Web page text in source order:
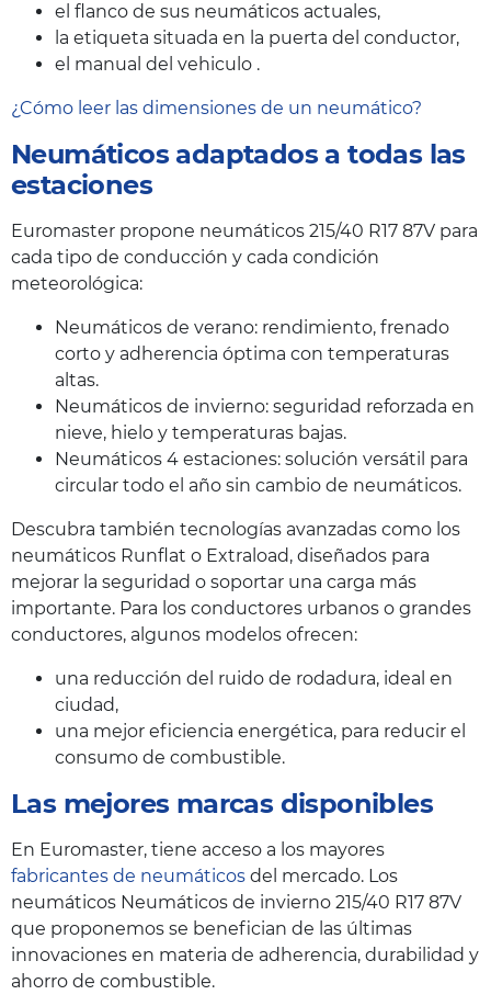
el flanco de sus neumáticos actuales,
la etiqueta situada en la puerta del conductor,
el manual del vehiculo .
¿Cómo leer las dimensiones de un neumático?
Neumáticos adaptados a todas las
estaciones
Euromaster propone neumáticos 215/40 R17 87V para
cada tipo de conducción y cada condición
meteorológica:
Neumáticos de verano: rendimiento, frenado
corto y adherencia óptima con temperaturas
altas.
Neumáticos de invierno: seguridad reforzada en
nieve, hielo y temperaturas bajas.
Neumáticos 4 estaciones: solución versátil para
circular todo el año sin cambio de neumáticos.
Descubra también tecnologías avanzadas como los
neumáticos Runflat o Extraload, diseñados para
mejorar la seguridad o soportar una carga más
importante. Para los conductores urbanos o grandes
conductores, algunos modelos ofrecen:
una reducción del ruido de rodadura, ideal en
ciudad,
una mejor eficiencia energética, para reducir el
consumo de combustible.
Las mejores marcas disponibles
En Euromaster, tiene acceso a los mayores
fabricantes de neumáticos del mercado. Los
neumáticos Neumáticos de invierno 215/40 R17 87V
que proponemos se benefician de las últimas
innovaciones en materia de adherencia, durabilidad y
ahorro de combustible.